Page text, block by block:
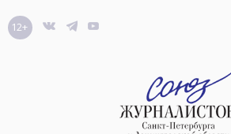
12+